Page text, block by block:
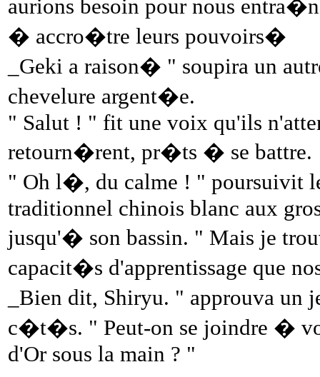
aurions besoin pour nous
� accro�tre leurs pouvoirs�
_Geki a raison� " soupira un
chevelure argent�e.
" Salut ! " fit une voix qu'ils
retourn�rent, pr�ts � se battre.
" Oh l�, du calme ! " poursuivit
traditionnel chinois blanc aux
jusqu'� son bassin. " Mais je
capacit�s d'apprentissage que
_Bien dit, Shiryu. " approuva un
c�t�s. " Peut-on se joindre �
d'Or sous la main ? "